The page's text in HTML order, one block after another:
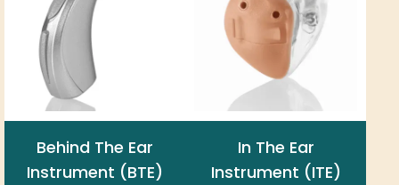
Behind The Ear
Instrument (BTE)
In The Ear
Instrument (ITE)